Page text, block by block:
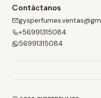
Contáctanos
+56991315084
56991315084